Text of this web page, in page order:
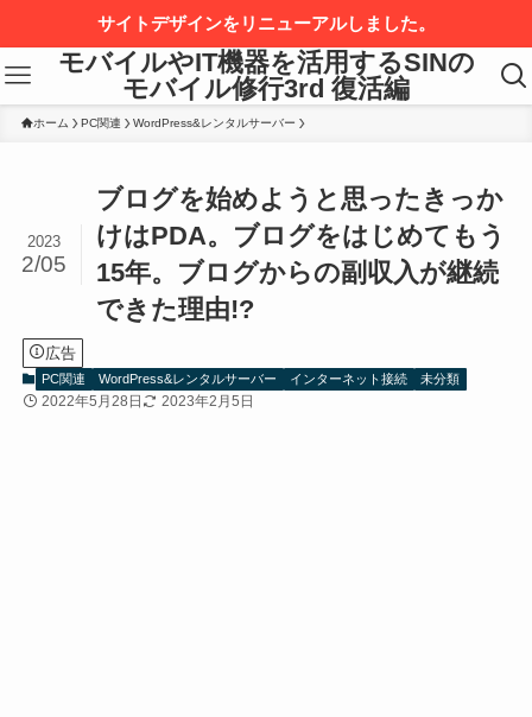
サイトデザインをリニューアルしました。
モバイルやIT機器を活用するSINの
モバイル修行3rd 復活編
ホーム PC関連 WordPress&レンタルサーバー
ブログを始めようと思ったきっか
けはPDA。ブログをはじめてもう
15年。ブログからの副収入が継続
できた理由!?
2023
2/05
広告
PC関連 WordPress&レンタルサーバー インターネット接続 未分類
2022年5月28日 2023年2月5日